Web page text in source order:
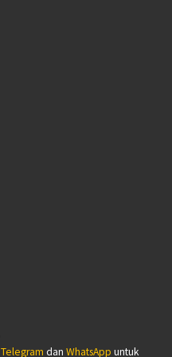
Telegram dan WhatsApp untuk